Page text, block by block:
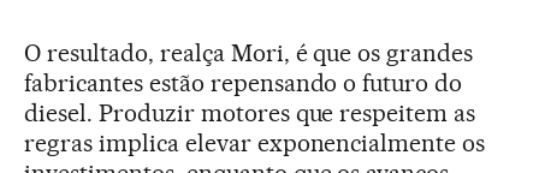
O resultado, realça Mori, é que os grandes
fabricantes estão repensando o futuro do
diesel. Produzir motores que respeitem as
regras implica elevar exponencialmente os